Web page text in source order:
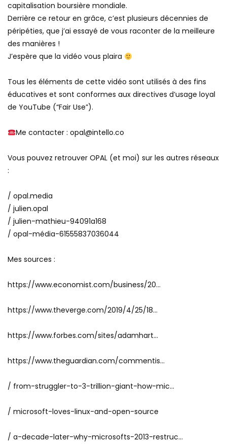
capitalisation boursière mondiale.
Derrière ce retour en grâce, c’est plusieurs décennies de
péripéties, que j’ai essayé de vous raconter de la meilleure
des manières !
J’espère que la vidéo vous plaira
Tous les éléments de cette vidéo sont utilisés à des fins
éducatives et sont conformes aux directives d’usage loyal
de YouTube (“Fair Use”).
Me contacter : opal@intello.co
Vous pouvez retrouver OPAL (et moi) sur les autres réseaux
:
/ opal.media
/ julien.opal
/ julien-mathieu-94091a168
/ opal-média-61555837036044
Mes sources :
https://www.economist.com/business/20…
https://www.theverge.com/2019/4/25/18…
https://www.forbes.com/sites/adamhart…
https://www.theguardian.com/commentis…
/ from-struggler-to-3-trillion-giant-how-mic…
/ microsoft-loves-linux-and-open-source
/ a-decade-later-why-microsofts-2013-restruc…